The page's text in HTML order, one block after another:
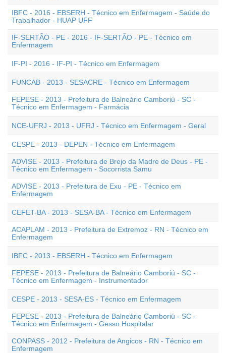
IBFC - 2016 - EBSERH - Técnico em Enfermagem - Saúde do
Trabalhador - HUAP UFF
IF-SERTÃO - PE - 2016 - IF-SERTÃO - PE - Técnico em
Enfermagem
IF-PI - 2016 - IF-PI - Técnico em Enfermagem
FUNCAB - 2013 - SESACRE - Técnico em Enfermagem
FEPESE - 2013 - Prefeitura de Balneário Camboriú - SC -
Técnico em Enfermagem - Farmácia
NCE-UFRJ - 2013 - UFRJ - Técnico em Enfermagem - Geral
CESPE - 2013 - DEPEN - Técnico em Enfermagem
ADVISE - 2013 - Prefeitura de Brejo da Madre de Deus - PE -
Técnico em Enfermagem - Socorrista Samu
ADVISE - 2013 - Prefeitura de Exu - PE - Técnico em
Enfermagem
CEFET-BA - 2013 - SESA-BA - Técnico em Enfermagem
ACAPLAM - 2013 - Prefeitura de Extremoz - RN - Técnico em
Enfermagem
IBFC - 2013 - EBSERH - Técnico em Enfermagem
FEPESE - 2013 - Prefeitura de Balneário Camboriú - SC -
Técnico em Enfermagem - Instrumentador
CESPE - 2013 - SESA-ES - Técnico em Enfermagem
FEPESE - 2013 - Prefeitura de Balneário Camboriú - SC -
Técnico em Enfermagem - Gesso Hospitalar
CONPASS - 2012 - Prefeitura de Angicos - RN - Técnico em
Enfermagem